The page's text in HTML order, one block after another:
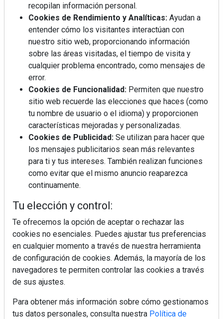
MHK Ibérica potencia el crecimiento
de sus asociados con la
marca musterhaus küchen
Diseño, orden y sostenibilidad marcan
¿Por qué la cocina ha destronado al
salón como el espacio favorito de la
casa?
Sapienstone y Cupa Stone refuerzan
cerámica que anticipa las tendencias
LivingPINO® amplía su visión del
hogar con el lanzamiento de su nueva
línea de armarios
"Ya no hablamos únicamente de
grifería, sino de soluciones completas
recopilan información personal.
Cookies de Rendimiento y Analíticas: Ayudan a
entender cómo los visitantes interactúan con
nuestro sitio web, proporcionando información
sobre las áreas visitadas, el tiempo de visita y
cualquier problema encontrado, como mensajes de
error.
Cookies de Funcionalidad: Permiten que nuestro
sitio web recuerde las elecciones que haces (como
tu nombre de usuario o el idioma) y proporcionen
características mejoradas y personalizadas.
Cookies de Publicidad: Se utilizan para hacer que
los mensajes publicitarios sean más relevantes
para ti y tus intereses. También realizan funciones
como evitar que el mismo anuncio reaparezca
continuamente.
Tu elección y control:
Te ofrecemos la opción de aceptar o rechazar las
cookies no esenciales. Puedes ajustar tus preferencias
en cualquier momento a través de nuestra herramienta
de configuración de cookies. Además, la mayoría de los
navegadores te permiten controlar las cookies a través
de sus ajustes.
Para obtener más información sobre cómo gestionamos
tus datos personales, consulta nuestra Política de